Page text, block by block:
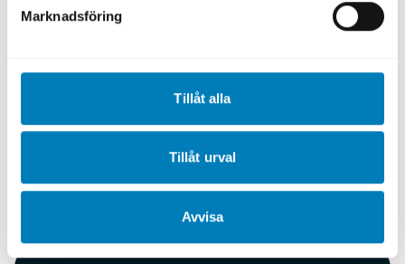
Marknadsföring
Tillåt alla
Tillåt urval
Avvisa
Filippinerna har också som mål att öka sin
landets energimix fram till 2030. Numera
utländska direktinvesteringar i förnybar
energi, vilket skapar möjligheter för företag
inom sol-, vind- och vattenkraft.